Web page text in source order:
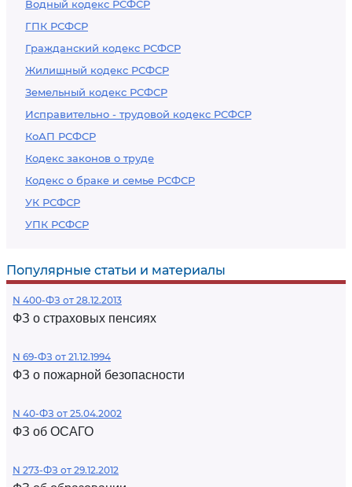
Водный кодекс РСФСР
ГПК РСФСР
Гражданский кодекс РСФСР
Жилищный кодекс РСФСР
Земельный кодекс РСФСР
Исправительно - трудовой кодекс РСФСР
КоАП РСФСР
Кодекс законов о труде
Кодекс о браке и семье РСФСР
УК РСФСР
УПК РСФСР
Популярные статьи и материалы
N 400-ФЗ от 28.12.2013
ФЗ о страховых пенсиях
N 69-ФЗ от 21.12.1994
ФЗ о пожарной безопасности
N 40-ФЗ от 25.04.2002
ФЗ об ОСАГО
N 273-ФЗ от 29.12.2012